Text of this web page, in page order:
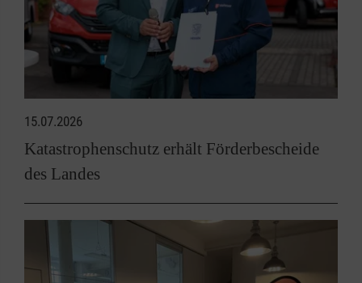
15.07.2026
Katastrophenschutz erhält Förderbescheide
des Landes